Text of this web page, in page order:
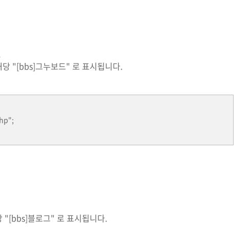
"[bbs]그누보드" 로 표시됩니다.
"[bbs]블로그" 로 표시됩니다.